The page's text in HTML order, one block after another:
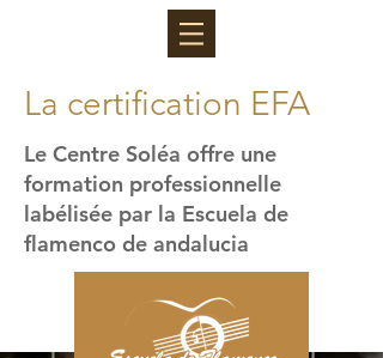
La certification EFA
Le Centre Soléa offre une
formation professionnelle
labélisée par la Escuela de
flamenco de andalucia